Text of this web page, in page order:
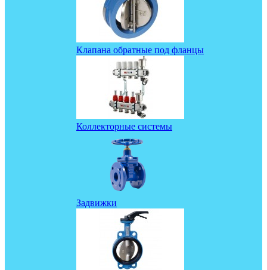
Клапана обратные под фланцы
Коллекторные системы
Задвижки